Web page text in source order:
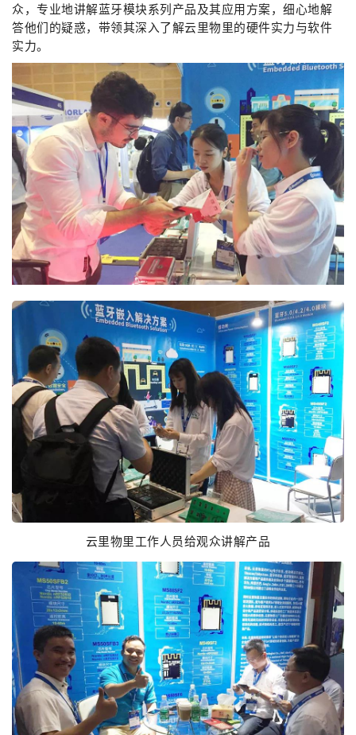
众，专业地讲解蓝牙模块系列产品及其应用方案，细心地解
答他们的疑惑，带领其深入了解云里物里的硬件实力与软件
实力。
云里物里工作人员给观众讲解产品